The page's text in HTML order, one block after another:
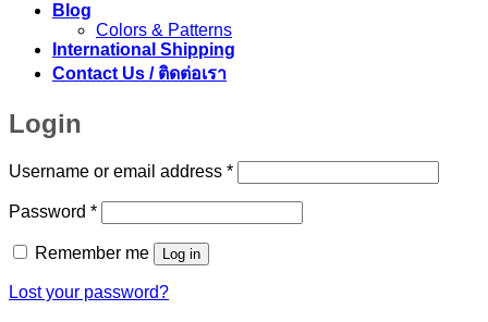
Blog
Colors & Patterns
International Shipping
Contact Us / ติดต่อเรา
Login
Username or email address *Required
Password *Required
Remember me Log in
Lost your password?